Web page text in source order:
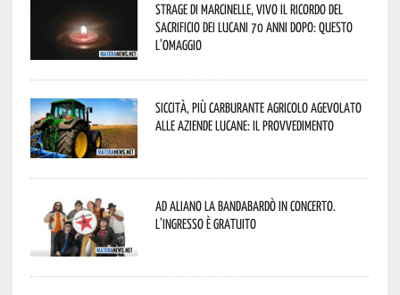
Strage di Marcinelle, vivo il ricordo del
sacrificio dei lucani 70 anni dopo: questo
l’omaggio
Siccità, più carburante agricolo agevolato
alle aziende lucane: il provvedimento
Ad Aliano la Bandabardò in concerto.
L’ingresso è gratuito